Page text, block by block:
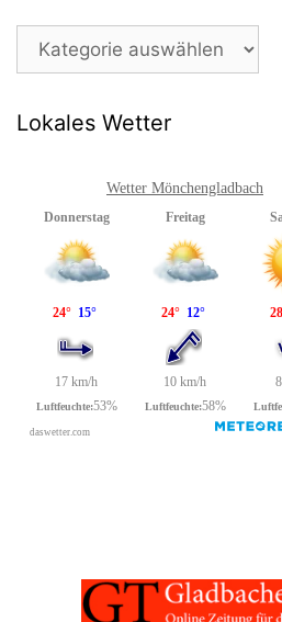
Beitragsarchiv
Lokales Wetter
Wetter Mönchengladbach